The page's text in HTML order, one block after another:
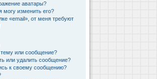
аватары?
могу изменить его?
«email», от меня требуют
или сообщение?
или удалить сообщение?
к своему сообщению?